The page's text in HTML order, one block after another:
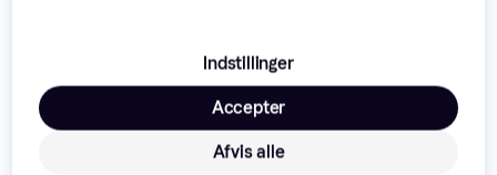
Indstillinger
Afvis alle
Accepter